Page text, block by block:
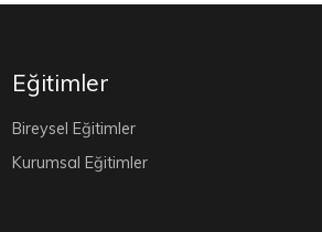
Eğitimler
Bireysel Eğitimler
Kurumsal Eğitimler